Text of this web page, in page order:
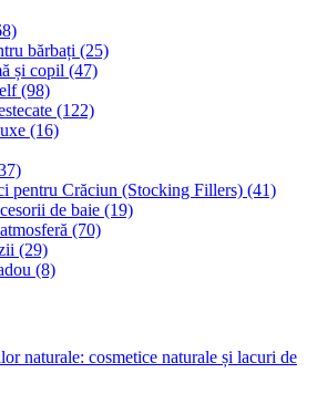
bărbați (25)
și copil (47)
(98)
(122)
(16)
pentru Crăciun (Stocking Fillers) (41)
de baie (19)
(70)
(29)
(8)
naturale: cosmetice naturale și lacuri de